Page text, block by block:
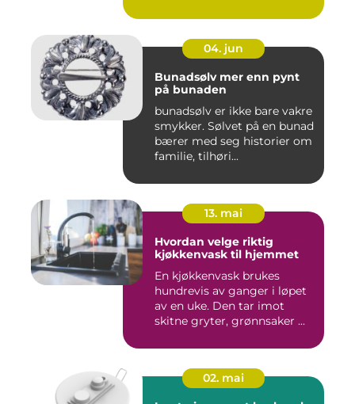
04. jun
Bunadsølv mer enn pynt
på bunaden
bunadsølv er ikke bare vakre
smykker. Sølvet på en bunad
bærer med seg historier om
familie, tilhøri...
13. mai
Hvordan velge riktig
kjøkkenvask til hjemmet
En kjøkkenvask brukes
hundrevis av ganger i løpet
av en uke. Den tar imot
skitne gryter, grønnsaker ...
02. mai